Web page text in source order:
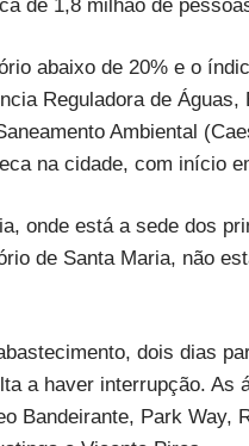
de 1,8 milhão de
abaixo de 20% e o
Reguladora de
Ambiental
na cidade, com início
onde está a sede dos
de Santa Maria, não
dois dias
a haver interrupção. As
Bandeirante, Park Way,